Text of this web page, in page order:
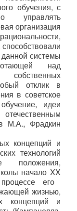
обучения, с
управлять
организация
системы
над
отклик в
в советское
идеи
М.А., Фрадкин
концепций и
технологий
положения,
начало XX
его
жизнью,
концепций и